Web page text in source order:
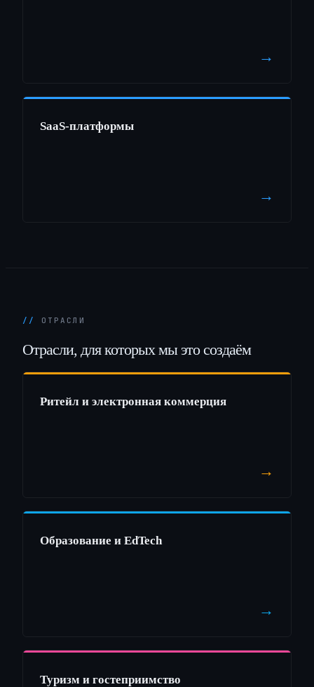
→
SaaS-платформы
→
ОТРАСЛИ
Отрасли, для которых мы это создаём
Ритейл и электронная коммерция
→
Образование и EdTech
→
Туризм и гостеприимство